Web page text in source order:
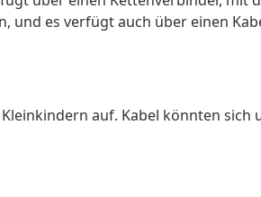
und es verfügt auch über einen
auf. Kabel könnten sich